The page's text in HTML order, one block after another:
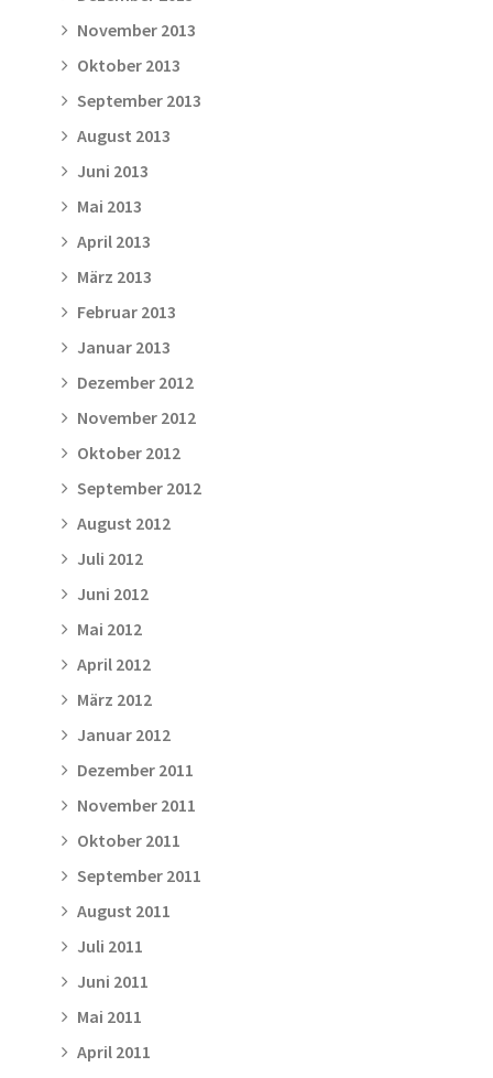
November 2013
Oktober 2013
September 2013
August 2013
Juni 2013
Mai 2013
April 2013
März 2013
Februar 2013
Januar 2013
Dezember 2012
November 2012
Oktober 2012
September 2012
August 2012
Juli 2012
Juni 2012
Mai 2012
April 2012
März 2012
Januar 2012
Dezember 2011
November 2011
Oktober 2011
September 2011
August 2011
Juli 2011
Juni 2011
Mai 2011
April 2011